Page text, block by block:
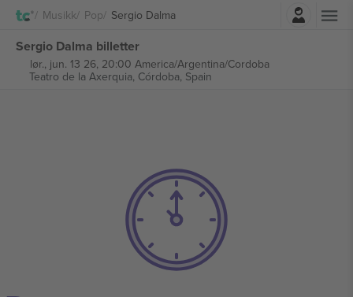
Musikk Pop Sergio Dalma
Sergio Dalma billetter
lør., jun. 13 26, 20:00 America/Argentina/Cordoba
Teatro de la Axerquia, Córdoba, Spain